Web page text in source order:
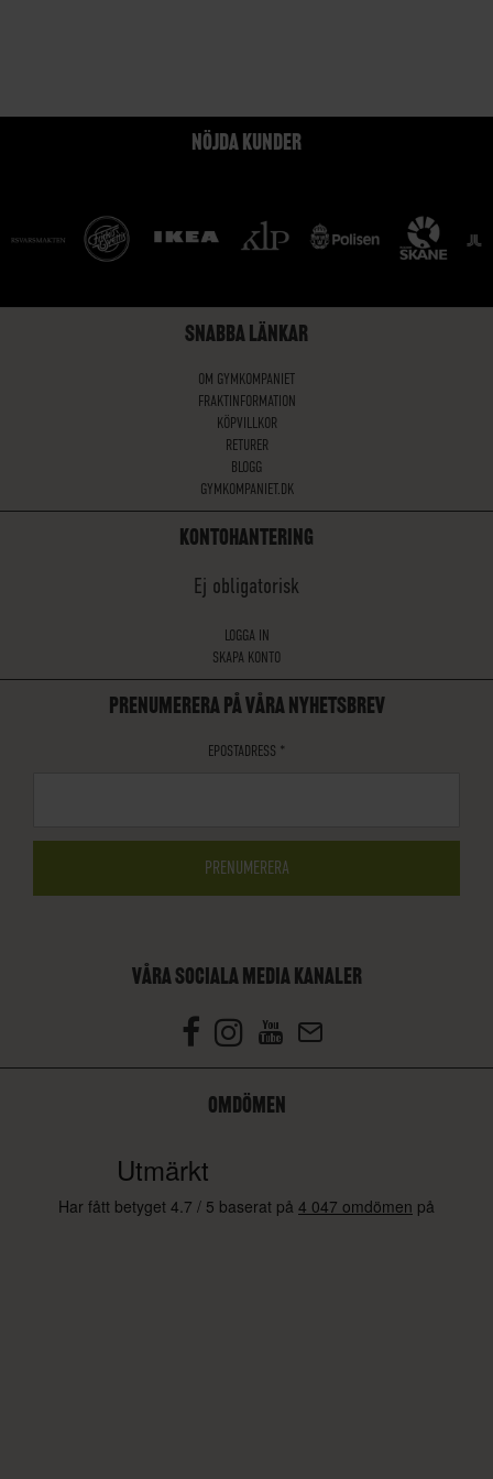
NÖJDA KUNDER
SNABBA LÄNKAR
OM GYMKOMPANIET
FRAKTINFORMATION
KÖPVILLKOR
RETURER
BLOGG
GYMKOMPANIET.DK
KONTOHANTERING
Ej obligatorisk
LOGGA IN
SKAPA KONTO
PRENUMERERA PÅ VÅRA NYHETSBREV
EPOSTADRESS *
VÅRA SOCIALA MEDIA KANALER
OMDÖMEN